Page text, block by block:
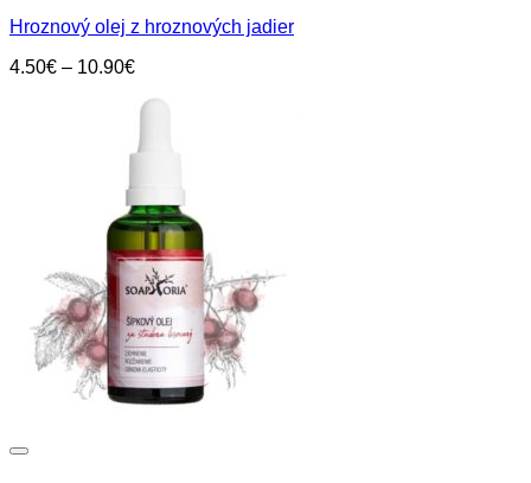
viacero
Možnosti
Hroznový olej z hroznových jadier
4.50€ – 10.90€Price
4.50€
10.90€